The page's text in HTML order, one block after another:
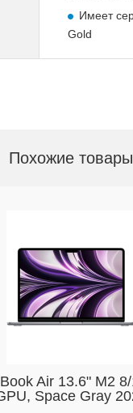
Имеет
Gold
Похожие товары
Air 13.6" M2
Space Gray